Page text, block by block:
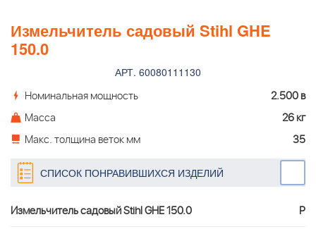
Измельчитель садовый Stihl GHE
150.0
АРТ. 60080111130
Номинальная мощность
2.500 в
Масса
26 кг
Макс. толщина веток мм
35
СПИСОК ПОНРАВИВШИХСЯ ИЗДЕЛИЙ
Измельчитель садовый Stihl GHE 150.0 Р